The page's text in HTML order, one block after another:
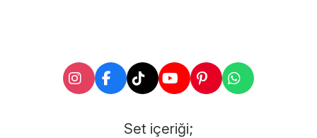
Set içeriği;